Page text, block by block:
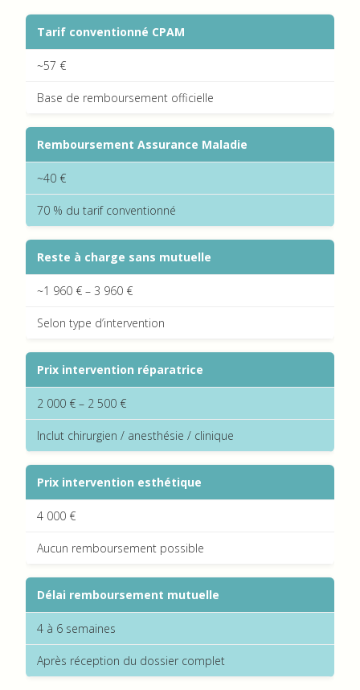
Tarif conventionné CPAM
~57 €
Base de remboursement officielle
Remboursement Assurance Maladie
~40 €
70 % du tarif conventionné
Reste à charge sans mutuelle
~1 960 € – 3 960 €
Selon type d’intervention
Prix intervention réparatrice
2 000 € – 2 500 €
Inclut chirurgien / anesthésie / clinique
Prix intervention esthétique
4 000 €
Aucun remboursement possible
Délai remboursement mutuelle
4 à 6 semaines
Après réception du dossier complet